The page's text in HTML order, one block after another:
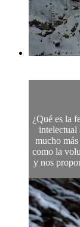
¿Qué es la
intelectual
mucho
como la
y nos